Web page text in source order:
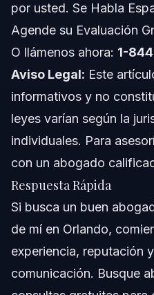
Notas sobre Florida
Cuándo Llamar a un
Sobre los Abogados de
Law Firm
Confianza y Experiencia
Preguntas Frecuentes
¿Cuánto suelen costar
Orlando?
¿Qué debo llevar a una
de inmigración?
¿Cómo sé si un abogado
por usted. Se Habla
Agende su Evaluación
O llámenos ahora: 1-
Aviso Legal: Este
informativos y no
leyes varían según la
individuales. Para
con un abogado
Respuesta Rápida
Si busca un buen
de mí en Orlando,
experiencia, reputación
comunicación. Busque